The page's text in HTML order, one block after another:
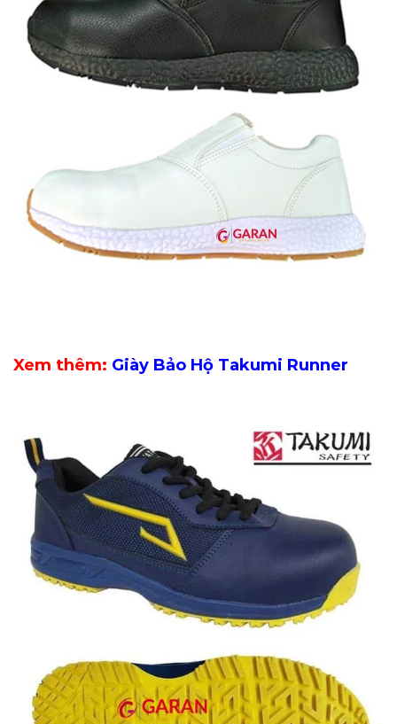
Xem thêm: Giày Bảo Hộ Takumi Runner